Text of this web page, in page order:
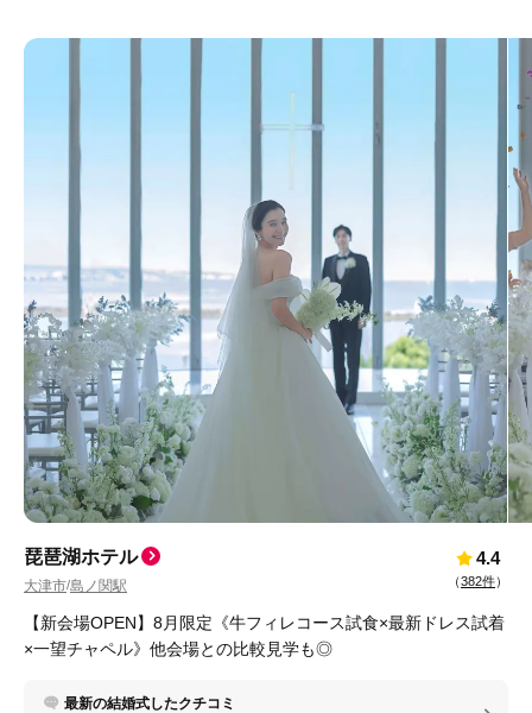
琵琶湖ホテル
大津市/島ノ関駅
4.4
（382件）
【新会場OPEN】8月限定《牛フィレコース試食×最新ドレス試着
×一望チャペル》他会場との比較見学も◎
最新の結婚式したクチコミ